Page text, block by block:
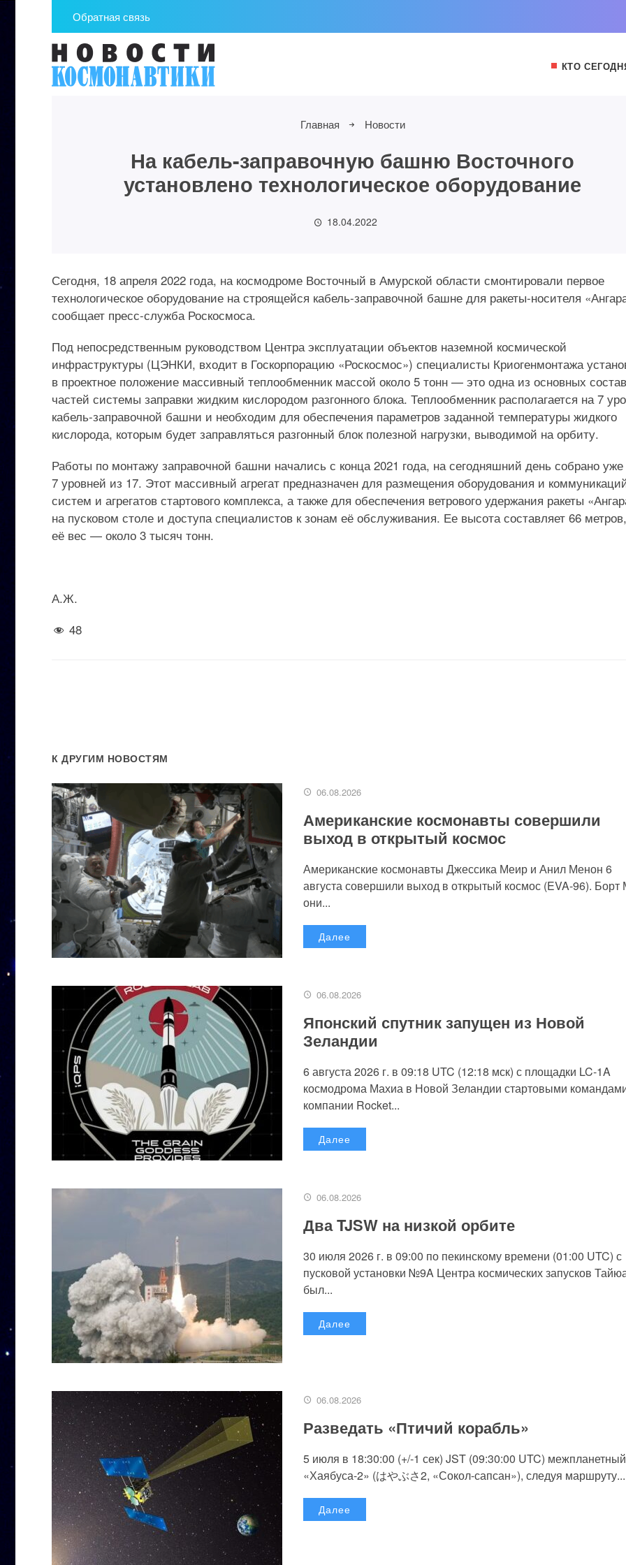
Обратная связь
КТО
Главная Новости
На кабель-заправочную башню Восточного
установлено технологическое оборудование
18.04.2022
Сегодня, 18 апреля 2022 года, на космодроме Восточный в Амурской области смонтировали первое
технологическое оборудование на строящейся кабель-заправочной башне для ракеты-носителя
сообщает пресс-служба Роскосмоса.
Под непосредственным руководством Центра эксплуатации объектов наземной космической
инфраструктуры (ЦЭНКИ, входит в Госкорпорацию «Роскосмос») специалисты Криогенмонтажа
в проектное положение массивный теплообменник массой около 5 тонн — это одна из основных
частей системы заправки жидким кислородом разгонного блока. Теплообменник располагается на 7
кабель-заправочной башни и необходим для обеспечения параметров заданной температуры жидкого
кислорода, которым будет заправляться разгонный блок полезной нагрузки, выводимой на орбиту.
Работы по монтажу заправочной башни начались с конца 2021 года, на сегодняшний день собрано уже
7 уровней из 17. Этот массивный агрегат предназначен для размещения оборудования и
систем и агрегатов стартового комплекса, а также для обеспечения ветрового удержания ракеты
на пусковом столе и доступа специалистов к зонам её обслуживания. Ее высота составляет 66 метров,
её вес — около 3 тысяч тонн.
А.Ж.
48
К ДРУГИМ НОВОСТЯМ
06.08.2026
Американские космонавты совершили
выход в открытый космос
Американские космонавты Джессика Меир и Анил Менон 6
августа совершили выход в открытый космос (EVA-96).
они...
Далее
06.08.2026
Японский спутник запущен из Новой
Зеландии
6 августа 2026 г. в 09:18 UTC (12:18 мск) с площадки LC-1A
космодрома Махиа в Новой Зеландии стартовыми
компании Rocket...
Далее
06.08.2026
Два TJSW на низкой орбите
30 июля 2026 г. в 09:00 по пекинскому времени (01:00 UTC) с
пусковой установки №9A Центра космических запусков
был...
Далее
06.08.2026
Разведать «Птичий корабль»
5 июля в 18:30:00 (+/-1 сек) JST (09:30:00 UTC)
«Хаябуса-2» (はやぶさ2, «Сокол-сапсан»), следуя маршруту...
Далее